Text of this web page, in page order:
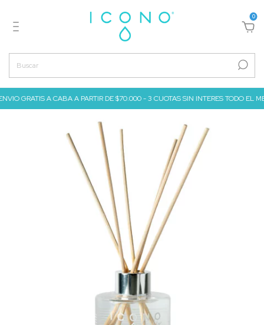
0
GRATIS A CABA A PARTIR DE $70.000 - 3 CUOTAS SIN INTERES TODO EL MES